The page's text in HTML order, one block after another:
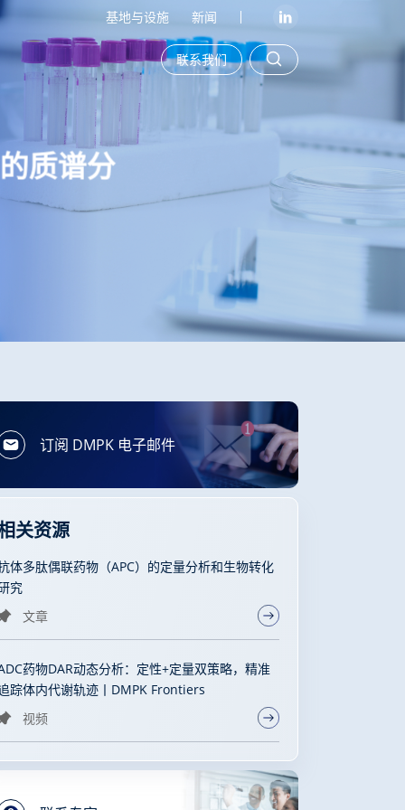
基地与设施 新闻
联系我们
质谱分
订阅 DMPK 电子邮件
关资源
体多肽偶联药物（APC）的定量分析和生物转化
究
文章
药物DAR动态分析：定性+定量双策略，精准
踪体内代谢轨迹丨DMPK Frontiers
视频